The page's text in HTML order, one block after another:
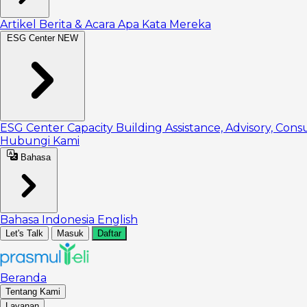
Artikel Berita & Acara Apa Kata Mereka
ESG Center NEW
ESG Center Capacity Building Assistance, Advisory,
Hubungi Kami
Bahasa
Bahasa Indonesia English
Let's Talk Masuk Daftar
Beranda
Tentang Kami